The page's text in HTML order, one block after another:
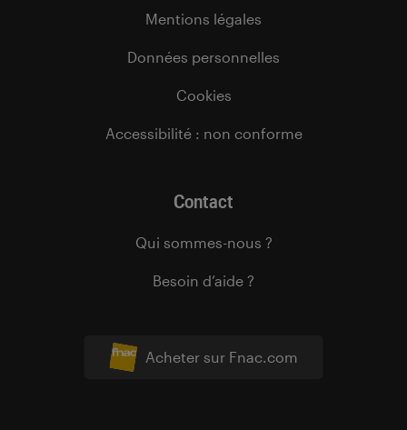
Acheter sur Fnac.com
Mentions légales
Données personnelles
Cookies
Accessibilité : non conforme
Contact
Qui sommes-nous ?
Besoin d’aide ?